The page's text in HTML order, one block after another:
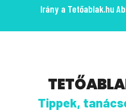
Irány a Tetőablak.hu
Tippek,